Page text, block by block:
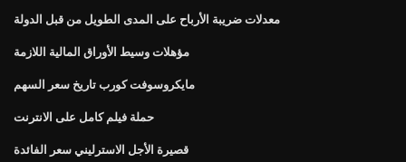
معدلات ضريبة الأرباح على المدى الطويل من قبل الدولة
مؤهلات وسيط الأوراق المالية اللازمة
مايكروسوفت كورب تاريخ سعر السهم
حملة فيلم كامل على الانترنت
قصيرة الأجل الاسترليني سعر الفائدة